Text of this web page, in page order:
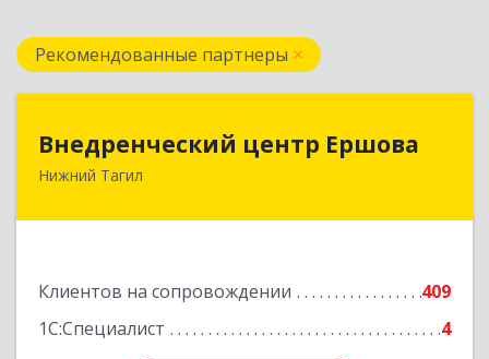
Рекомендованные партнеры
Внедренческий центр Ершова
Нижний Тагил
Клиентов на сопровождении
409
1С:Специалист
4
Внедренческий центр Ершова
622030, Свердловская обл, Нижний Тагил г,